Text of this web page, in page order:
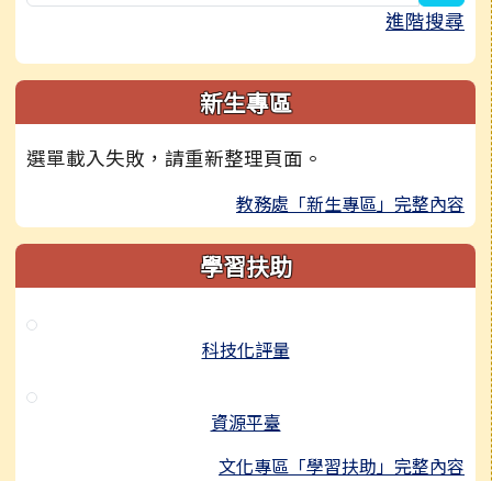
進階搜尋
新生專區
選單載入失敗，請重新整理頁面。
教務處「新生專區」完整內容
學習扶助
科技化評量
資源平臺
文化專區「學習扶助」完整內容